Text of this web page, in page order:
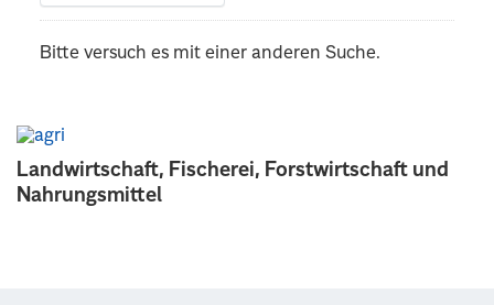
Landwirtschaft, Fischerei, Forstwirtschaft und
Nahrungsmittel
Bitte versuch es mit einer anderen Suche.